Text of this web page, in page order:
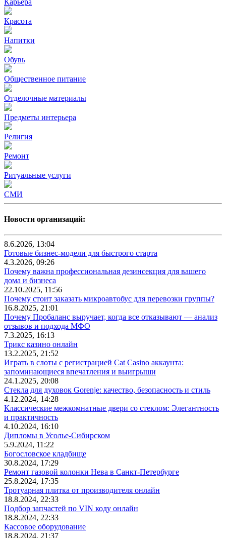
Красота
Напитки
Обувь
Общественное питание
Отделочные материалы
Предметы интерьера
Религия
Ремонт
Ритуальные услуги
СМИ
Новости организаций:
8.6.2026, 13:04
Готовые бизнес-модели для быстрого старта
4.3.2026, 09:26
Почему важна профессиональная дезинсекция для вашего
дома и бизнеса
22.10.2025, 11:56
Почему стоит заказать микроавтобус для перевозки группы?
16.8.2025, 21:01
Почему Пробаланс выручает, когда все отказывают — анализ
отзывов и подхода МФО
7.3.2025, 16:13
Трикс казино онлайн
13.2.2025, 21:52
Играть в слоты с регистрацией Cat Casino аккаунта:
запоминающиеся впечатления и выигрыши
24.1.2025, 20:08
Стекла для духовок Gorenje: качество, безопасность и стиль
4.12.2024, 14:28
Классические межкомнатные двери со стеклом: Элегантность
и практичность
4.10.2024, 16:10
Дипломы в Усолье-Сибирском
5.9.2024, 11:22
Богословское кладбище
30.8.2024, 17:29
Ремонт газовой колонки Нева в Санкт-Петербурге
25.8.2024, 17:35
Тротуарная плитка от производителя онлайн
18.8.2024, 22:33
Подбор запчастей по VIN коду онлайн
18.8.2024, 22:33
Кассовое оборудование
18.8.2024, 21:37